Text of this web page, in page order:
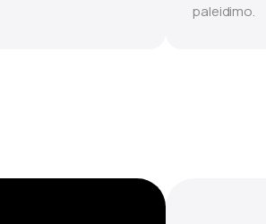
paleidimo.